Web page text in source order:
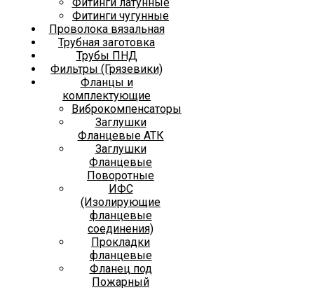
Фитинги чугунные
Проволока вязальная
Трубная заготовка
Трубы ПНД
Фильтры (Грязевики)
Фланцы и
комплектующие
Виброкомпенсаторы
Заглушки
Фланцевые АТК
Заглушки
Фланцевые
Поворотные
ИФС
(Изолирующие
фланцевые
соединения)
Прокладки
фланцевые
Фланец под
Пожарный